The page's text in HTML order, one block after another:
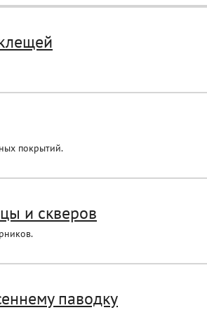
покрытий.
и скверов
паводку